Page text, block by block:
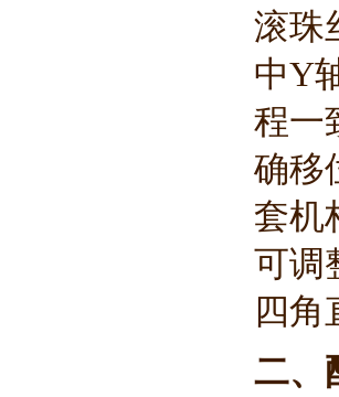
滚珠
中Y
程一
确移
套机
可调
四角
二、